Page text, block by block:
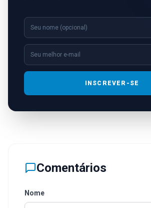
INSCREVER-SE
Comentários
Nome